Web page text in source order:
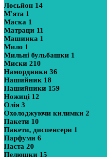
Лосьйон 14
М'ята 1
Маска 1
Матраци 11
Машинка 1
Мило 1
Мильні бульбашки 1
Миски 210
Намордники 36
Нашийник 18
Нашийники 159
Ножиці 12
Олія 3
Охолоджуючи килимки 2
Пакети 10
Пакети, диспенсери 1
Парфуми 6
Паста 20
Пелюшки 15